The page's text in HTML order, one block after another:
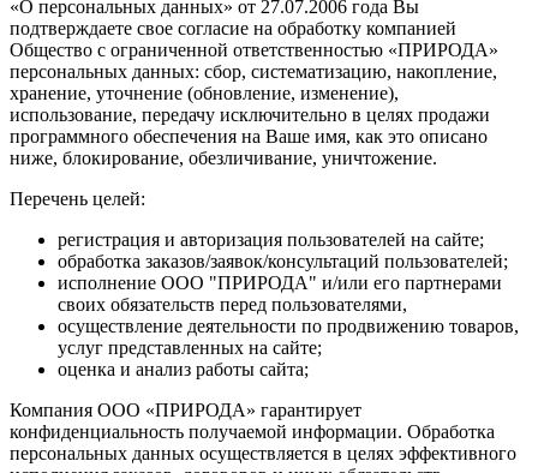
«О персональных данных» от 27.07.2006 года Вы
подтверждаете свое согласие на обработку компанией
Общество с ограниченной ответственностью «ПРИРОДА»
персональных данных: сбор, систематизацию, накопление,
хранение, уточнение (обновление, изменение),
использование, передачу исключительно в целях продажи
программного обеспечения на Ваше имя, как это описано
ниже, блокирование, обезличивание, уничтожение.
Перечень целей:
регистрация и авторизация пользователей на сайте;
обработка заказов/заявок/консультаций пользователей;
исполнение ООО "ПРИРОДА" и/или его партнерами
своих обязательств перед пользователями,
осуществление деятельности по продвижению товаров,
услуг представленных на сайте;
оценка и анализ работы сайта;
Компания ООО «ПРИРОДА» гарантирует
конфиденциальность получаемой информации. Обработка
персональных данных осуществляется в целях эффективного